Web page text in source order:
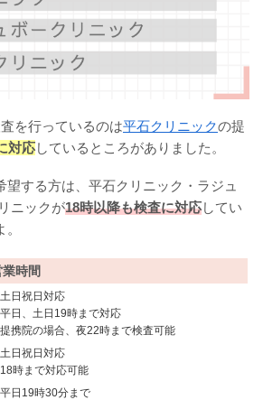
を行っているのは平石クリニックの提
対応しているところがありました。
望する方は、平石クリニック・ラジュ
ニックが18時以降も検査に対応してい
時間
土日祝日対応
平日、土日19時まで対応
提携院の場合、夜22時まで検査可能
土日祝日対応
18時まで対応可能
平日19時30分まで